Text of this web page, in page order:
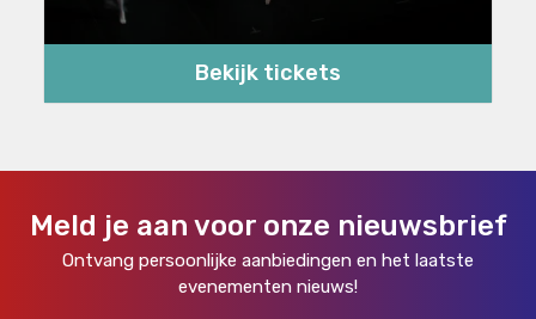
Bekijk tickets
Meld je aan voor onze nieuwsbrief
Ontvang persoonlijke aanbiedingen en het laatste
evenementen nieuws!